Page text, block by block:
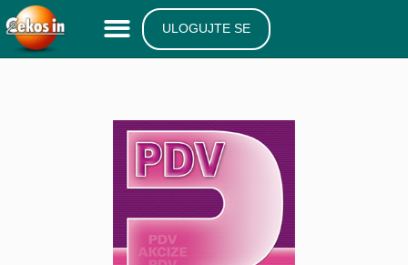
ULOGUJTE SE